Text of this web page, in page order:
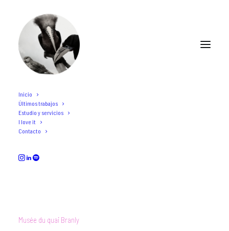
Inicio
Últimos trabajos
Estudio y servicios
I love it
Contacto
El día de los museos
Musée du quai Branly